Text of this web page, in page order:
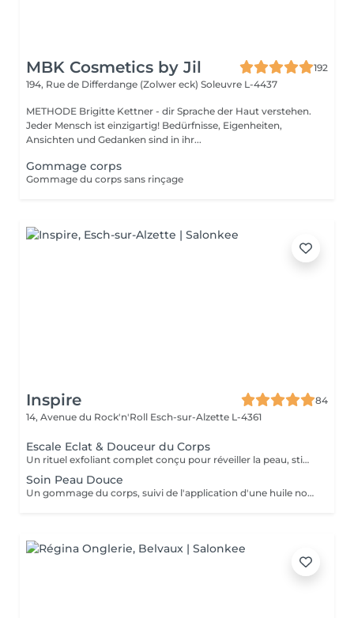
MBK Cosmetics by Jil
192
194, Rue de Differdange (Zolwer eck) Soleuvre L-4437
METHODE Brigitte Kettner - dir Sprache der Haut verstehen.
Jeder Mensch ist einzigartig! Bedürfnisse, Eigenheiten,
Ansichten und Gedanken sind in ihr...
Gommage corps
Gommage du corps sans rinçage
Inspire
84
14, Avenue du Rock'n'Roll Esch-sur-Alzette L-4361
Escale Eclat & Douceur du Corps
Un rituel exfoliant complet conçu pour réveiller la peau, stimuler les tissus et offrir une sensation de renouveau. Réalisé sur l'ensemble du corps, ce soin associe une exfoliation au Gotu Kola et aux actifs végétaux afin d'éliminer les cellules mortes, d'affiner le grain de peau et de favoriser le renouvellement cutané. Les gestes enveloppants stimulent également la microcirculation et procurent une sensation immédiate de légèreté. Après une douche, l'application d'un soin corps au Gotu Kola et au Lotus vient nourrir, assouplir et sublimer la peau tout en prolongeant les bienfaits du rituel. La peau retrouve douceur, éclat et confort, prête à accueillir les beaux jours et les expositions estivales. Une peau lumineuse, soyeuse et délicatement satinée pour briller tout l'été !
Soin Peau Douce
Un gommage du corps, suivi de l'application d'une huile nourrissante pour retrouver la douceur d'une peau de bébé.